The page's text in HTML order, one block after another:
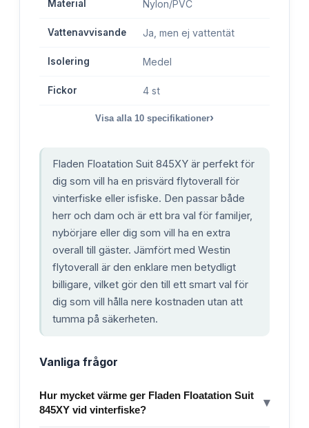
Material Nylon/PVC
Vattenavvisande Ja, men ej vattentät
Isolering Medel
Fickor 4 st
Visa alla 10 specifikationer›
Fladen Floatation Suit 845XY är perfekt för
dig som vill ha en prisvärd flytoverall för
vinterfiske eller isfiske. Den passar både
herr och dam och är ett bra val för familjer,
nybörjare eller dig som vill ha en extra
overall till gäster. Jämfört med Westin
flytoverall är den enklare men betydligt
billigare, vilket gör den till ett smart val för
dig som vill hålla nere kostnaden utan att
tumma på säkerheten.
Vanliga frågor
Hur mycket värme ger Fladen Floatation Suit
845XY vid vinterfiske?
▾